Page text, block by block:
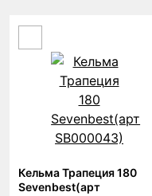
Кельма Трапеция 180
Sevenbest(арт